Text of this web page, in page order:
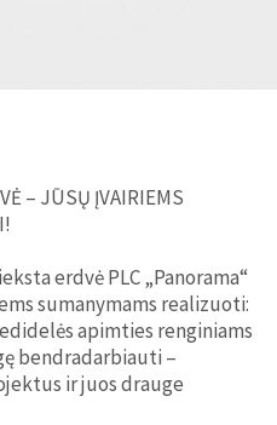
– JŪSŲ ĮVAIRIEMS
erdvė PLC „Panorama“
sumanymams realizuoti:
apimties renginiams
bendradarbiauti –
ir juos drauge